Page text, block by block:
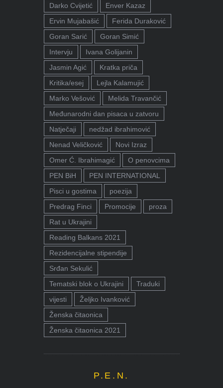
Darko Cvijetić
Enver Kazaz
Ervin Mujabašić
Ferida Duraković
Goran Sarić
Goran Simić
Intervju
Ivana Golijanin
Jasmin Agić
Kratka priča
Kritika/esej
Lejla Kalamujić
Marko Vešović
Melida Travančić
Međunarodni dan pisaca u zatvoru
Natječaji
nedžad ibrahimović
Nenad Veličković
Novi Izraz
Omer Ć. Ibrahimagić
O penovcima
PEN BiH
PEN INTERNATIONAL
Pisci u gostima
poezija
Predrag Finci
Promocije
proza
Rat u Ukrajini
Reading Balkans 2021
Rezidencijalne stipendije
Srđan Sekulić
Tematski blok o Ukrajini
Traduki
vijesti
Željko Ivanković
Ženska čitaonica
Ženska čitaonica 2021
P.E.N.